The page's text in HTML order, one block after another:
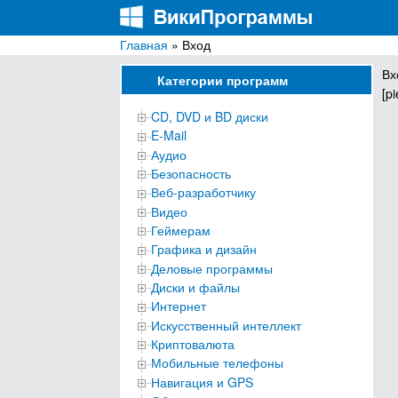
ВикиПрограммы
Энциклопедия бесплатных компьютерных
Главная » Вход
Категории программ
CD, DVD и BD диски
E-Mail
Аудио
Безопасность
Веб-разработчику
Видео
Геймерам
Графика и дизайн
Деловые программы
Диски и файлы
Интернет
Искусственный интеллект
Криптовалюта
Мобильные телефоны
Навигация и GPS